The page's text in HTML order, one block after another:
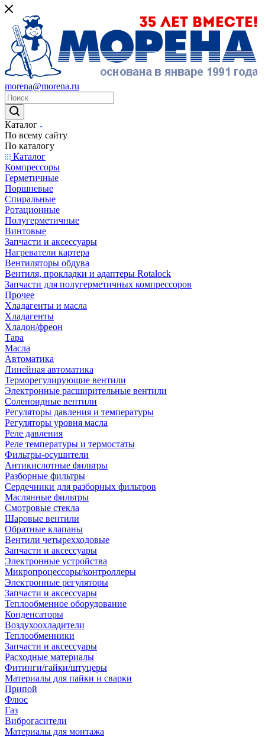
morena@morena.ru
Каталог
По всему сайту
По каталогу
Каталог
Компрессоры
Герметичные
Поршневые
Спиральные
Ротационные
Полугерметичные
Винтовые
Запчасти и аксессуары
Нагреватели картера
Вентиляторы обдува
Вентиля, прокладки и адаптеры Rotalock
Запчасти для полугерметичных компрессоров
Прочее
Хладагенты и масла
Хладагенты
Хладон/фреон
Тара
Масла
Автоматика
Линейная автоматика
Терморегулирующие вентили
Электронные расширительные вентили
Соленоидные вентили
Регуляторы давления и температуры
Регуляторы уровня масла
Реле давления
Реле температуры и термостаты
Фильтры-осушители
Антикислотные фильтры
Разборные фильтры
Сердечники для разборных фильтров
Маслянные фильтры
Смотровые стекла
Шаровые вентили
Обратные клапаны
Вентили четырехходовые
Запчасти и аксессуары
Электронные устройства
Микропроцессоры/контроллеры
Электронные регуляторы
Запчасти и аксессуары
Теплообменное оборудование
Конденсаторы
Воздухоохладители
Теплообменники
Запчасти и аксессуары
Расходные материалы
Фитинги/гайки/штуцеры
Материалы для пайки и сварки
Припой
Флюс
Газ
Виброгасители
Материалы для монтажа